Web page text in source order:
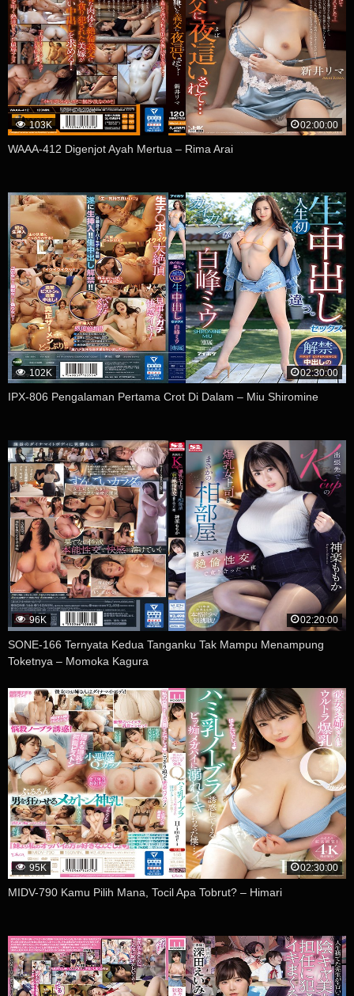
103K 02:00:00
WAAA-412 Digenjot Ayah Mertua – Rima Arai
102K 02:30:00
IPX-806 Pengalaman Pertama Crot Di Dalam – Miu Shiromine
96K 02:20:00
SONE-166 Ternyata Kedua Tanganku Tak Mampu Menampung
Toketnya – Momoka Kagura
95K 02:30:00
MIDV-790 Kamu Pilih Mana, Tocil Apa Tobrut? – Himari